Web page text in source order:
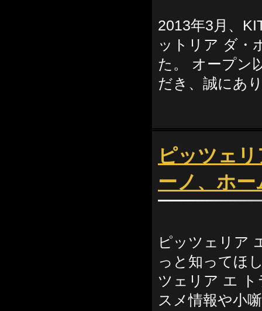
2013年3月、
ットリア ダ・
た。 オープン
だき、誠にあ
ピッツェ
ーノ、ホ
ピッツェリア
っと知ってほ
ツェリア エ
スメ情報や小